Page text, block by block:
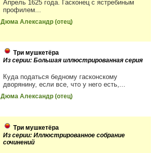
Апрель 1625 года. Гасконец с ястребиным
профилем...
Дюма Александр (отец)
Три мушкетёра
Из серии: Большая иллюстрированная серия
Куда податься бедному гасконскому
дворянину, если все, что у него есть,...
Дюма Александр (отец)
Три мушкетёра
Из серии: Иллюстрированное собрание
сочинений